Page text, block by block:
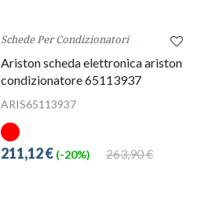
Schede Per Condizionatori
Ariston scheda elettronica ariston
condizionatore 65113937
ARIS65113937
263,90 €
211,12 € (-20%)